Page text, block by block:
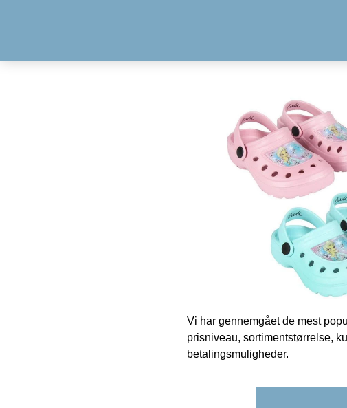
Vi har gennemgået de mest
prisniveau, sortimentstørrelse,
betalingsmuligheder.